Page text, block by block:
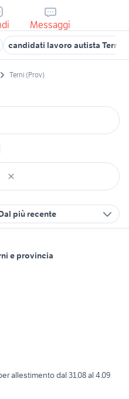
Messaggi
candidati lavoro autista Terni
Terni (Prov)
più recente
e provincia
allestimento dal 31.08 al 4.09